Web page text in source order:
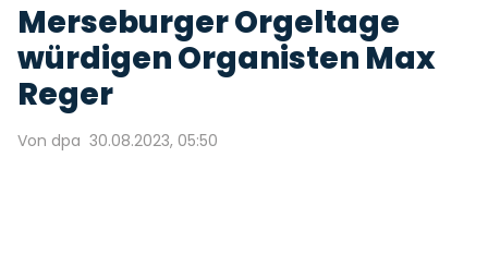
Merseburger Orgeltage
würdigen Organisten Max
Reger
Von dpa 30.08.2023, 05:50